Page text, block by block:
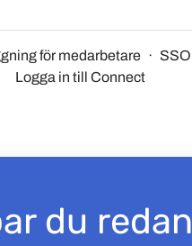
för medarbetare · SSO
Logga in till Connect
du